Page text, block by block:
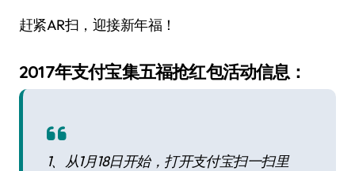
赶紧AR扫，迎接新年福！
2017年支付宝集五福抢红包活动信息：
1、从1月18日开始，打开支付宝扫一扫里